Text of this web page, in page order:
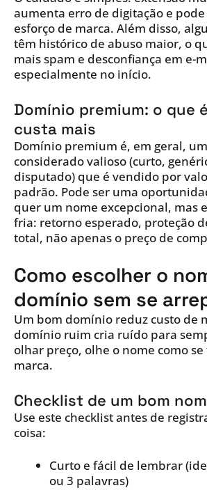
aumenta erro de digitação e
esforço de marca. Além disso,
têm histórico de abuso maior, o
mais spam e desconfiança em e-
especialmente no início.
Domínio premium: o que
custa mais
Domínio premium é, em geral,
considerado valioso (curto,
disputado) que é vendido por
padrão. Pode ser uma
quer um nome excepcional, mas
fria: retorno esperado, proteção
total, não apenas o preço de
Como escolher o
domínio sem se
Um bom domínio reduz custo de
domínio ruim cria ruído para
olhar preço, olhe o nome como se
marca.
Checklist de um bom
Use este checklist antes de
coisa:
Curto e fácil de lembrar
ou 3 palavras)